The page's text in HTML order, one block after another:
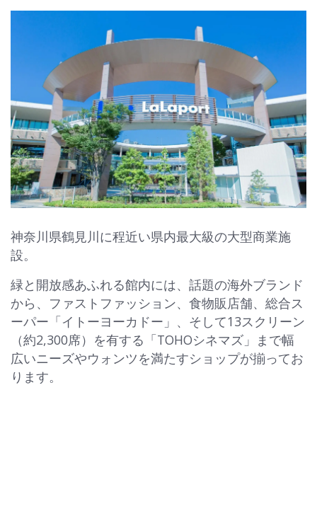
神奈川県鶴見川に程近い県内最大級の大型商業施
設。
緑と開放感あふれる館内には、話題の海外ブランド
から、ファストファッション、食物販店舗、総合ス
ーパー「イトーヨーカドー」、そして13スクリーン
（約2,300席）を有する「TOHOシネマズ」まで幅
広いニーズやウォンツを満たすショップが揃ってお
ります。